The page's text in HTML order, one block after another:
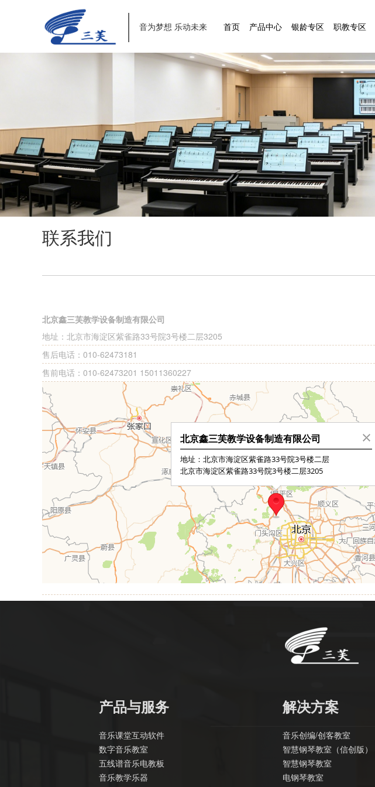
音为梦想 乐动未来 首页 产品中心 银龄专区 职教专区
联系我们
北京鑫三芙教学设备制造有限公司
地址：北京市海淀区紫雀路33号院3号楼二层3205
售后电话：010-62473181
售前电话：010-62473201 15011360227
产品与服务
音乐课堂互动软件
数字音乐教室
五线谱音乐电教板
音乐教学乐器
解决方案
音乐创编/创客教室
智慧钢琴教室（信创版）
智慧钢琴教室
电钢琴教室